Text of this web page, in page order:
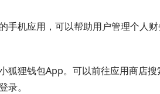
手机应用，可以帮助用户管理个人
狐狸钱包App。可以前往应用商店
录。